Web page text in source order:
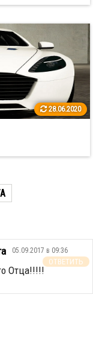
28.06.2020
05.09.2017 в 09:36
ОТВЕТИТЬ
Отца!!!!!